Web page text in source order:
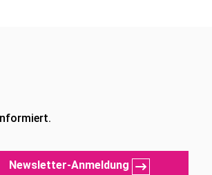
Newsletter-Anmeldung